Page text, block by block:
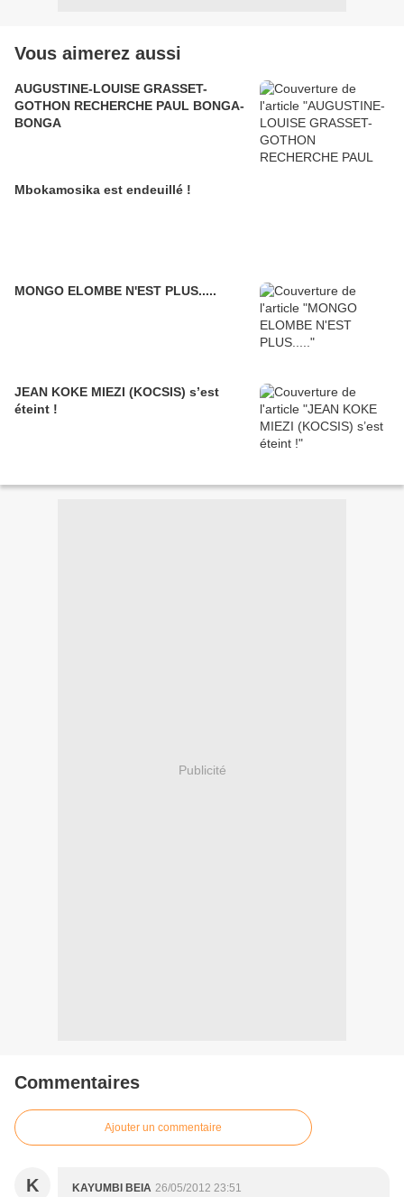
Vous aimerez aussi
AUGUSTINE-LOUISE GRASSET-
GOTHON RECHERCHE PAUL BONGA-
BONGA
Mbokamosika est endeuillé !
MONGO ELOMBE N'EST PLUS.....
JEAN KOKE MIEZI (KOCSIS) s’est
éteint !
Publicité
Commentaires
Ajouter un commentaire
K KAYUMBI BEIA 26/05/2012 23:51